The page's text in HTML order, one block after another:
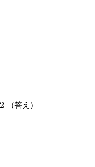
2 （答え）